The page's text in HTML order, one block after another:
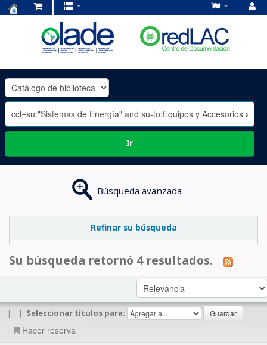
OLADE
-
Ir
Búsqueda avanzada
Refinar su búsqueda
Su búsqueda retornó 4 resultados.
| | Seleccionar títulos para:
Hacer reserva